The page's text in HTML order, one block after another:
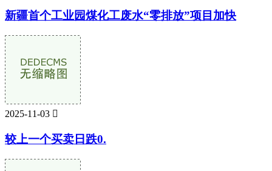
新疆首个工业园煤化工废水“零排放”项目加快
2025-11-03 
较上一个买卖日跌0.